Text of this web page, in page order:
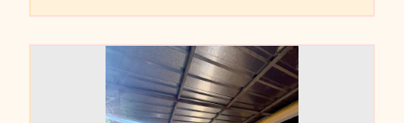
Продаж 4-кімнатного будинку + гостьовий будинок
Продаж 4-кімнатного будинку + гостьовий будинок з